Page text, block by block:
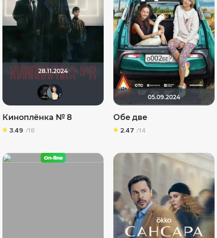
28.11.2024
Anastasia_Podkova
Киноплёнка № 8
3.49 /18
05.09.2024
Обе две
2.47 /14